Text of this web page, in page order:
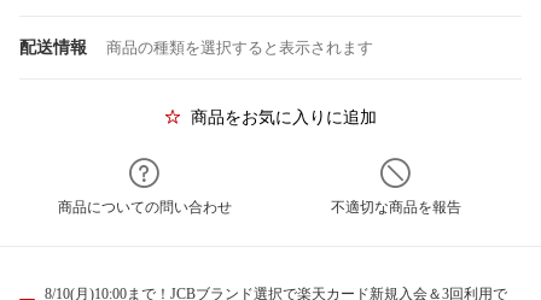
配送情報 商品の種類を選択すると表示されます
商品をお気に入りに追加
商品についての問い合わせ 不適切な商品を報告
8/10(月)10:00まで！JCBブランド選択で楽天カード新規入会＆3回利用で